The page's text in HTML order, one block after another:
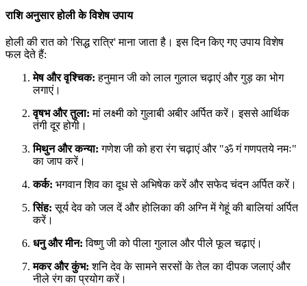
राशि अनुसार होली के विशेष उपाय
होली की रात को 'सिद्ध रात्रि' माना जाता है। इस दिन किए गए उपाय विशेष
फल देते हैं:
मेष और वृश्चिक: हनुमान जी को लाल गुलाल चढ़ाएं और गुड़ का भोग
लगाएं।
वृषभ और तुला: मां लक्ष्मी को गुलाबी अबीर अर्पित करें। इससे आर्थिक
तंगी दूर होगी।
मिथुन और कन्या: गणेश जी को हरा रंग चढ़ाएं और "ॐ गं गणपतये नमः"
का जाप करें।
कर्क: भगवान शिव का दूध से अभिषेक करें और सफेद चंदन अर्पित करें।
सिंह: सूर्य देव को जल दें और होलिका की अग्नि में गेहूं की बालियां अर्पित
करें।
धनु और मीन: विष्णु जी को पीला गुलाल और पीले फूल चढ़ाएं।
मकर और कुंभ: शनि देव के सामने सरसों के तेल का दीपक जलाएं और
नीले रंग का प्रयोग करें।